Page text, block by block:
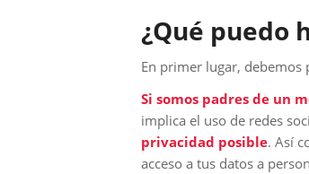
¿Qué puedo
En primer lugar, debemos
Si somos padres de un
implica el uso de redes
privacidad posible. Así
acceso a tus datos a